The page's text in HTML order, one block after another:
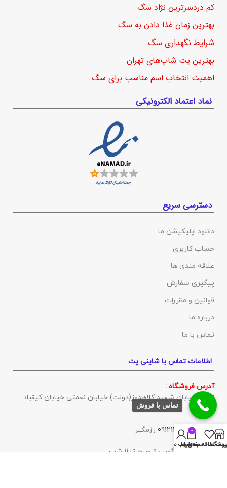
کم دردسرترین نژاد سگ
بهترین زمان غذا دادن به سگ
شرایط نگهداری سگ
بهترین پت شاپ‌های تهران
اهمیت انتخاب اسم مناسب برای سگ
نماد اعتماد الکترونیکی
دسترسی سریع
دانلود اپلیکیشن ما
حساب کاربری
علاقه مندی ها
پیگیری سفارش
قوانین و مقررات
درباره ما
تماس با ما
اطلاعات تماس با شاینی پت
آدرس فروشگاه :
تهران خیابان شهید کلاهدوز(دولت) خیابان نعمتی خیابان کیقباد
پلاک ۳
تلفن : 09121202189 رزمگير
ساعات پاسخگويى ٩ صبح تا 11 شب
علاقه مندی ها
0
سبد خرید
حساب من
تماس با فروش